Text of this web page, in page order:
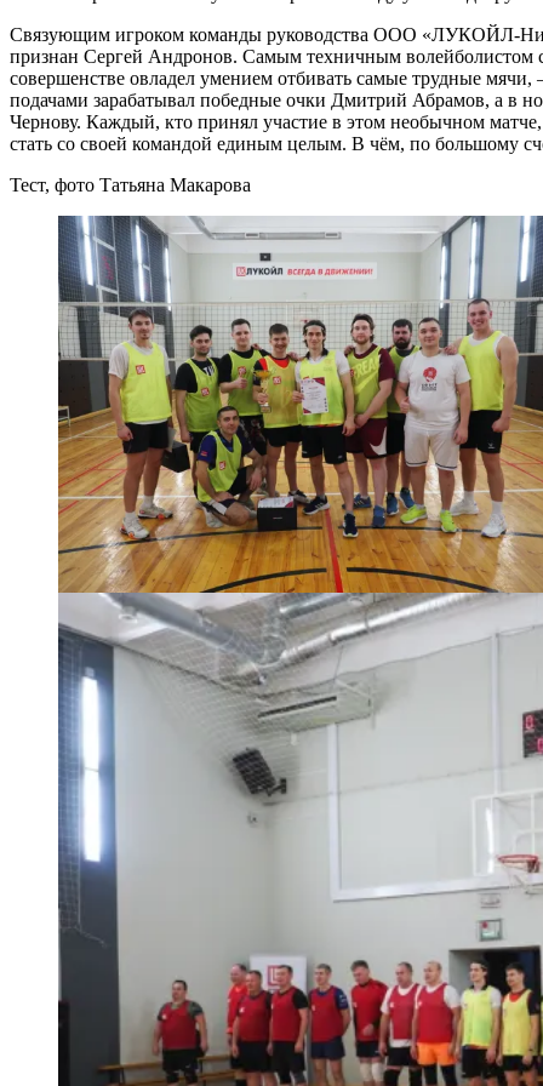
Связующим игроком команды руководства ООО «ЛУКОЙЛ-
признан Сергей Андронов. Самым техничным
совершенстве овладел умением отбивать самые трудные
подачами зарабатывал победные очки Дмитрий Абрамов, а в
Чернову. Каждый, кто принял участие в этом необычном
стать со своей командой единым целым. В чём, по большому
Тест, фото Татьяна Макарова